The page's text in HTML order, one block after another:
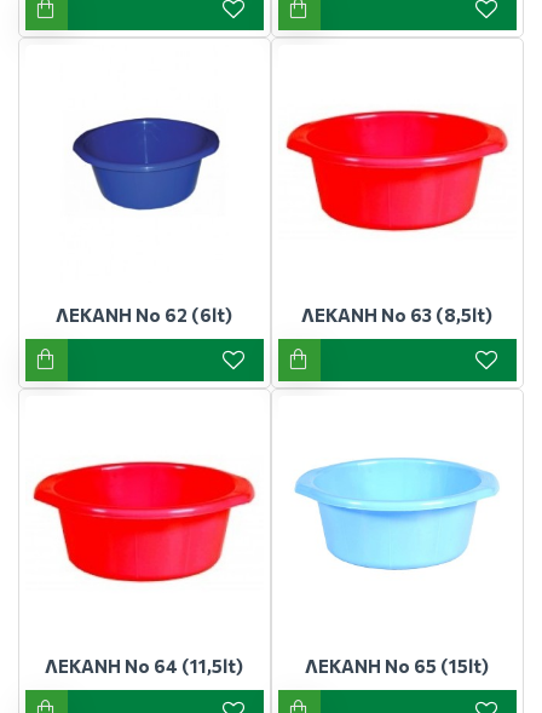
ΛΕΚΑΝΗ Νο 62 (6lt) ΛΕΚΑΝΗ Νο 63 (8,5lt)
ΛΕΚΑΝΗ Νο 64 (11,5lt) ΛΕΚΑΝΗ Νο 65 (15lt)